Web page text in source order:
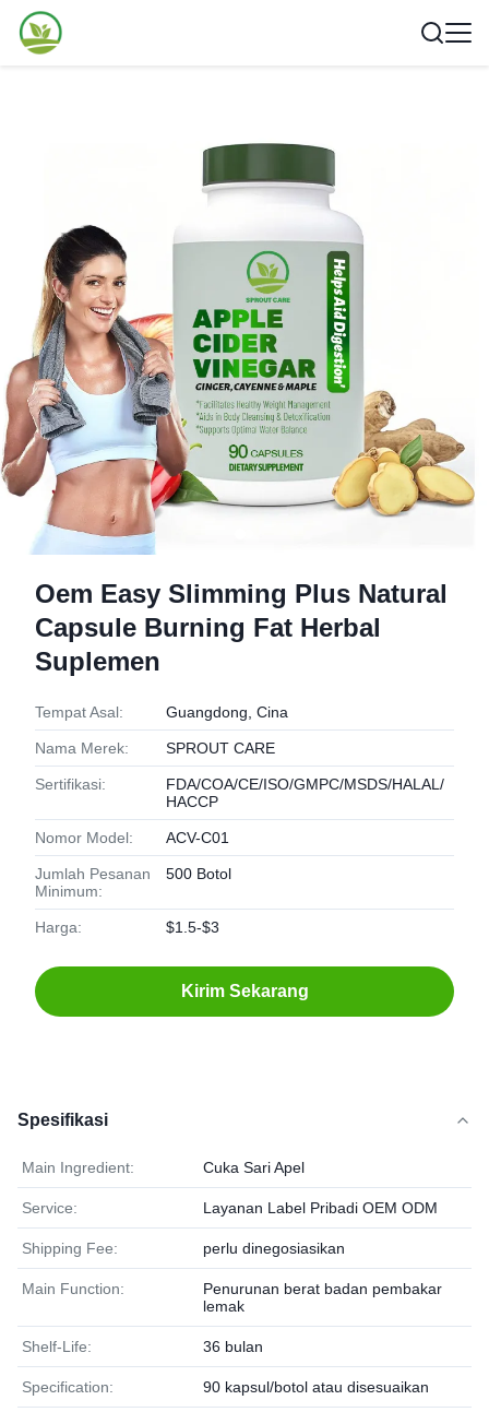
Oem Easy Slimming Plus Natural
Capsule Burning Fat Herbal
Suplemen
Tempat Asal: Guangdong, Cina
Nama Merek: SPROUT CARE
Sertifikasi:
FDA/COA/CE/ISO/GMPC/MSDS/HALAL/
HACCP
Nomor Model: ACV-C01
Jumlah Pesanan
Minimum:
500 Botol
Harga: $1.5-$3
Kirim Sekarang
Spesifikasi
Main Ingredient: Cuka Sari Apel
Service: Layanan Label Pribadi OEM ODM
Shipping Fee: perlu dinegosiasikan
Main Function:
Penurunan berat badan pembakar
lemak
Shelf-Life: 36 bulan
Specification: 90 kapsul/botol atau disesuaikan